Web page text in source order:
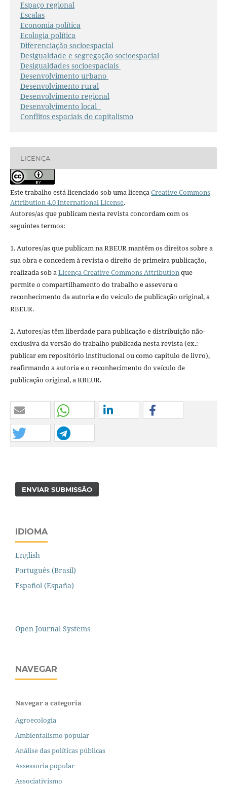
Espaço regional
Escalas
Economia política
Ecologia política
Diferenciação socioespacial
Desigualdade e segregação socioespacial
Desigualdades socioespaciais
Desenvolvimento urbano
Desenvolvimento rural
Desenvolvimento regional
Desenvolvimento local
Conflitos espaciais do capitalismo
LICENÇA
Este trabalho está licenciado sob uma licençaCreative Commons
Attribution 4.0 International License.
Autores/as que publicam nesta revista concordam com os
seguintes termos:
1. Autores/as que publicam na RBEUR mantêm os direitos sobre a
sua obra e concedem à revista o direito de primeira publicação,
realizada sob aLicença Creative Commons Attributionque
permite o compartilhamento do trabalho e assevera o
reconhecimento da autoria e do veículo de publicação original, a
RBEUR.
2. Autores/as têm liberdade para publicação e distribuição não-
exclusiva da versão do trabalho publicada nesta revista (ex.:
publicar em repositório institucional ou como capítulo de livro),
reafirmando a autoria e o reconhecimento do veículo de
publicação original, a RBEUR.
ENVIAR SUBMISSÃO
IDIOMA
English
Português (Brasil)
Español (España)
Open Journal Systems
NAVEGAR
Navegar a categoria
Agroecologia
Ambientalismo popular
Análise das políticas públicas
Assessoria popular
Associativismo